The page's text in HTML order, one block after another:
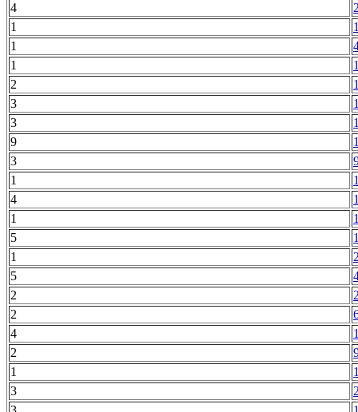
4
1
1
1
2
3
3
9
3
1
4
1
5
1
5
2
2
4
2
1
3